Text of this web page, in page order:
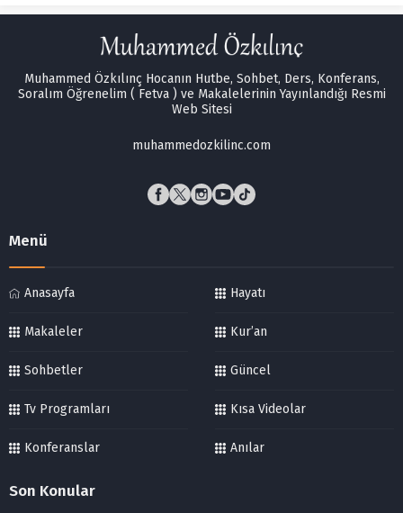
Muhammed Özkılınç Hocanın Hutbe, Sohbet, Ders, Konferans,
Soralım Öğrenelim ( Fetva ) ve Makalelerinin Yayınlandığı Resmi
Web Sitesi
muhammedozkilinc.com
Menü
Anasayfa Hayatı
Makaleler Kur’an
Sohbetler Güncel
Tv Programları Kısa Videolar
Konferanslar Anılar
Son Konular